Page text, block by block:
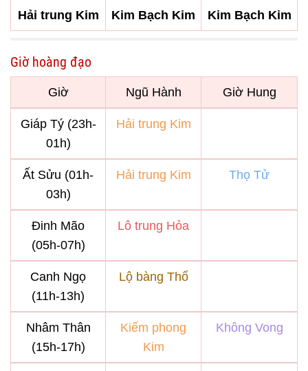
Hải trung Kim Kim Bạch Kim Kim Bạch Kim
Giờ hoàng đạo
Giờ Ngũ Hành Giờ Hung
Giáp Tý (23h-
01h)
Hải trung Kim
Ất Sửu (01h-
03h)
Hải trung Kim Thọ Tử
Đinh Mão
(05h-07h)
Lô trung Hỏa
Canh Ngọ
(11h-13h)
Lộ bàng Thổ
Nhâm Thân
(15h-17h)
Kiếm phong
Kim
Không Vong